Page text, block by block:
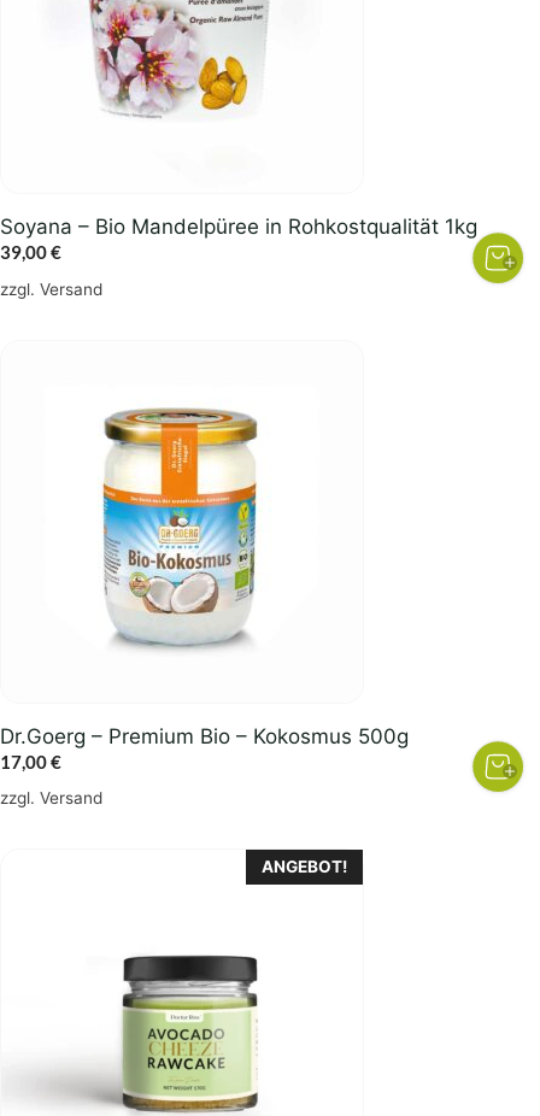
Soyana – Bio Mandelpüree in Rohkostqualität 1kg
39,00€
zzgl. Versand
Dr.Goerg – Premium Bio – Kokosmus 500g
17,00€
zzgl. Versand
ANGEBOT!